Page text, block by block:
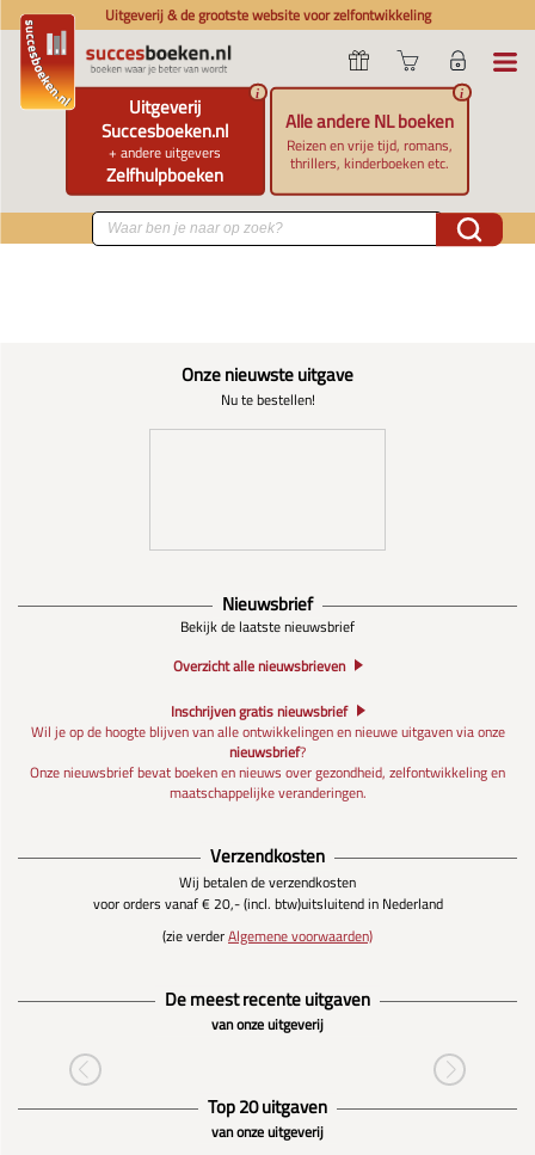
Uitgeverij & de grootste website voor zelfontwikkeling
Uitgeverij
Succesboeken.nl
+ andere uitgevers
Zelfhulpboeken
i
Alle andere NL boeken
Reizen en vrije tijd, romans,
thrillers, kinderboeken etc.
i
Onze nieuwste uitgave
Nu te bestellen!
Nieuwsbrief
Bekijk de laatste nieuwsbrief
Overzicht alle nieuwsbrieven
Inschrijven gratis nieuwsbrief
Wil je op de hoogte blijven van alle ontwikkelingen en nieuwe uitgaven via onze
nieuwsbrief?
Onze nieuwsbrief bevat boeken en nieuws over gezondheid, zelfontwikkeling en
maatschappelijke veranderingen.
Verzendkosten
Wij betalen de verzendkosten
voor orders vanaf € 20,- (incl. btw)uitsluitend in Nederland
(zie verderAlgemene voorwaarden)
De meest recente uitgaven
van onze uitgeverij
Top 20 uitgaven
van onze uitgeverij